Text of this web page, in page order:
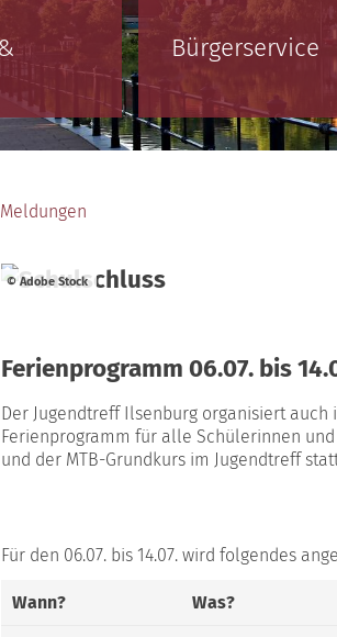
Bürgerservice
© Adobe Stock
Ferienprogramm 06.07. bis
Der Jugendtreff Ilsenburg organisiert
Ferienprogramm für alle Schülerinnen
und der MTB-Grundkurs im Jugendtreff
Für den 06.07. bis 14.07. wird folgendes
Wann? Was?